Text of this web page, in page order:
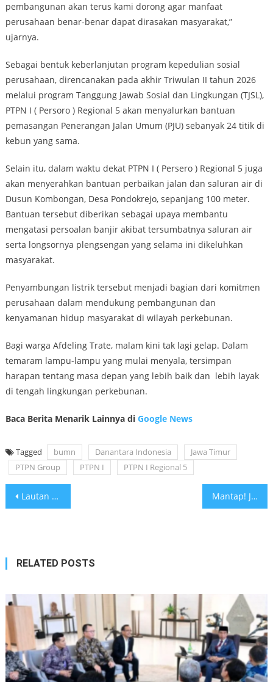
pembangunan akan terus kami dorong agar manfaat
perusahaan benar-benar dapat dirasakan masyarakat,”
ujarnya.
Sebagai bentuk keberlanjutan program kepedulian sosial
perusahaan, direncanakan pada akhir Triwulan II tahun 2026
melalui program Tanggung Jawab Sosial dan Lingkungan (TJSL),
PTPN I ( Persoro ) Regional 5 akan menyalurkan bantuan
pemasangan Penerangan Jalan Umum (PJU) sebanyak 24 titik di
kebun yang sama.
Selain itu, dalam waktu dekat PTPN I ( Persero ) Regional 5 juga
akan menyerahkan bantuan perbaikan jalan dan saluran air di
Dusun Kombongan, Desa Pondokrejo, sepanjang 100 meter.
Bantuan tersebut diberikan sebagai upaya membantu
mengatasi persoalan banjir akibat tersumbatnya saluran air
serta longsornya plengsengan yang selama ini dikeluhkan
masyarakat.
Penyambungan listrik tersebut menjadi bagian dari komitmen
perusahaan dalam mendukung pembangunan dan
kenyamanan hidup masyarakat di wilayah perkebunan.
Bagi warga Afdeling Trate, malam kini tak lagi gelap. Dalam
temaram lampu-lampu yang mulai menyala, tersimpan
harapan tentang masa depan yang lebih baik dan lebih layak
di tengah lingkungan perkebunan.
Baca Berita Menarik Lainnya di Google News
Tagged bumn Danantara Indonesia
Jawa Timur
PTPN Group
PTPN I PTPN I Regional 5
Post
Lautan Kreativitas di Kartika Expo: Pameran ‘Persit Bisa’ Suguhkan Produk Kerajinan Berkelas Dunia! Mantap! Jalan Cor Beton Selesai di Kerjakan
RELATED POSTS